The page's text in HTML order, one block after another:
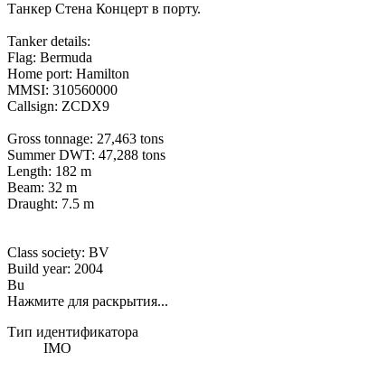
Танкер Стена Концерт в порту.
Tanker details:
Flag: Bermuda
Home port: Hamilton
MMSI: 310560000
Callsign: ZCDX9
Gross tonnage: 27,463 tons
Summer DWT: 47,288 tons
Length: 182 m
Beam: 32 m
Draught: 7.5 m
Class society: BV
Build year: 2004
Bu
Нажмите для раскрытия...
Тип идентификатора
IMO